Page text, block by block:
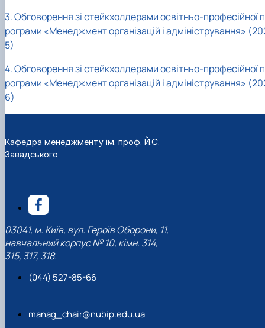
3. Обговорення зі стейкхолдерами освітньо-професійної п
рограми «Менеджмент організацій і адміністрування»
5)
4. Обговорення зі стейкхолдерами освітньо-професійної п
рограми «Менеджмент організацій і адміністрування»
6)
Кафедра менеджменту ім. проф. Й.С.
Завадського
03041, м. Київ, вул. Героїв Оборони, 11,
навчальний корпус № 10, кімн. 314,
315, 317, 318.
(044) 527-85-66
manag_chair@nubip.edu.ua